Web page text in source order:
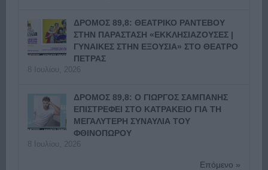
ΔΡΟΜΟΣ 89,8: ΘΕΑΤΡΙΚΟ ΡΑΝΤΕΒΟΥ
ΣΤΗΝ ΠΑΡΑΣΤΑΣΗ «ΕΚΚΛΗΣΙΑΖΟΥΣΕΣ |
ΓΥΝΑΙΚΕΣ ΣΤΗΝ ΕΞΟΥΣΙΑ» ΣΤΟ ΘΕΑΤΡΟ
ΠΕΤΡΑΣ
8 Ιουλίου, 2026
ΔΡΟΜΟΣ 89,8: Ο ΓΙΩΡΓΟΣ ΣΑΜΠΑΝΗΣ
ΕΠΙΣΤΡΕΦΕΙ ΣΤΟ ΚΑΤΡΑΚΕΙΟ ΓΙΑ ΤΗ
ΜΕΓΑΛΥΤΕΡΗ ΣΥΝΑΥΛΙΑ ΤΟΥ
ΦΘΙΝΟΠΩΡΟΥ
8 Ιουλίου, 2026
Επόμενο »